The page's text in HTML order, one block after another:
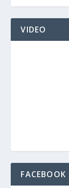
VIDEO
FACEBOOK